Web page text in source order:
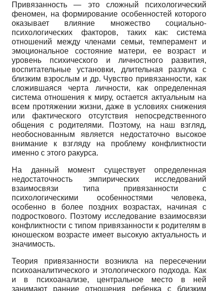
Привязанность — это сложный психологический
феномен, на формирование особенностей которого
оказывает влияние множество социально-
психологических факторов, таких как: система
отношений между членами семьи, темперамент и
эмоциональное состояние матери, ее возраст и
уровень психического и личностного развития,
воспитательные установки, длительная разлука с
близким взрослым и др. Чувство привязанности, как
сложившаяся черта личности, как определенная
система отношения к миру, остается актуальным на
всем протяжении жизни, даже в условиях снижения
или фактического отсутствия непосредственного
общения с родителями. Поэтому, на наш взгляд,
необоснованным является недостаточно высокое
внимание к взгляду на проблему конфликтности
именно с этого ракурса.
На данный момент существует определенная
недостаточность эмпирических исследований
взаимосвязи типа привязанности с
психологическими особенностями человека,
особенно в более поздних возрастах, начиная с
подросткового. Поэтому исследование взаимосвязи
конфликтности с типом привязанности к родителям в
юношеском возрасте имеет высокую актуальность и
значимость.
Теория привязанности возникла на пересечении
психоаналитического и этологического подхода. Как
и в психоанализе, центральное место в ней
занимают ранние отношения ребенка с близким